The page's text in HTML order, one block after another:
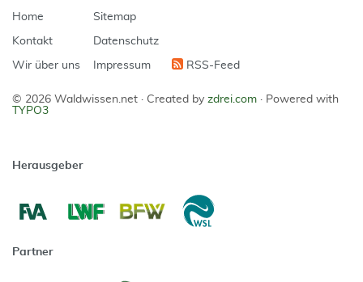
Home
Kontakt
Wir über uns
Sitemap
Datenschutz
Impressum RSS-Feed
© 2026 Waldwissen.net · Created by zdrei.com · Powered with
TYPO3
Herausgeber
Partner